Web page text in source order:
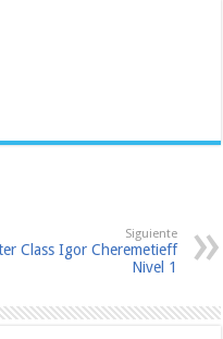
Siguiente
Class Igor Cheremetieff
Nivel 1